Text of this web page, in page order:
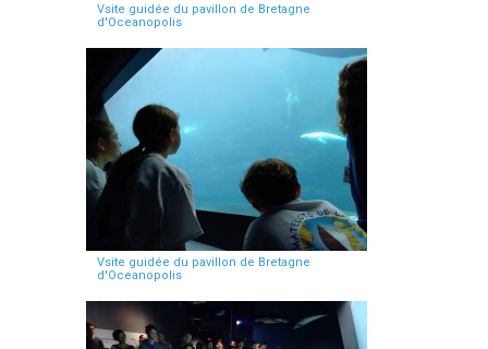
Vsite guidée du pavillon de Bretagne
d'Oceanopolis
Vsite guidée du pavillon de Bretagne
d'Oceanopolis